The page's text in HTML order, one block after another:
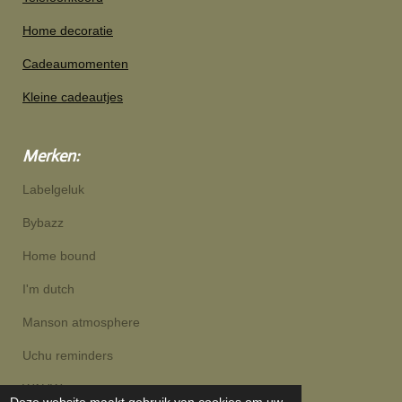
Home decoratie
Cadeaumomenten
Kleine cadeautjes
Merken:
Labelgeluk
Bybazz
Home bound
I'm dutch
Manson atmosphere
Uchu reminders
WAUW